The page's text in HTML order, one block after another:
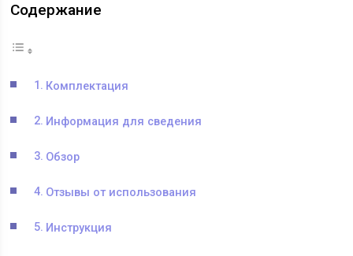
Содержание
Комплектация
Информация для сведения
Обзор
Отзывы от использования
Инструкция